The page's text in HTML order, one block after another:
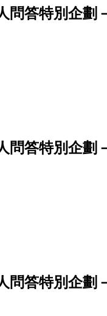
問答特別企劃
問答特別企劃
問答特別企劃